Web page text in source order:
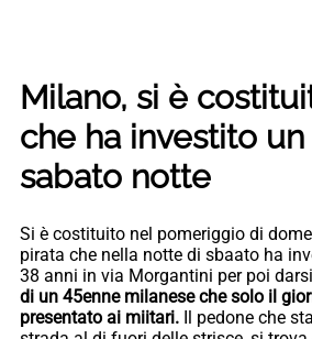
Milano, si è
che ha investito
sabato notte
Si è costituito nel pomeriggio di
pirata che nella notte di sbaato ha
38 anni in via Morgantini per poi
di un 45enne milanese che solo il
presentato ai miitari. Il pedone che